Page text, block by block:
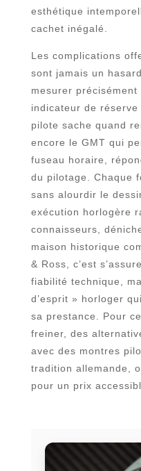
esthétique
cachet inégalé.
Les complications
sont jamais un
mesurer précisément
indicateur de
pilote sache quand
encore le GMT qui
fuseau horaire,
du pilotage. Chaque
sans alourdir le
exécution horlogère
connaisseurs,
maison historique
& Ross, c’est
fiabilité technique,
d’esprit » horloger
sa prestance. Pour
freiner, des
avec des montres
tradition allemande,
pour un prix